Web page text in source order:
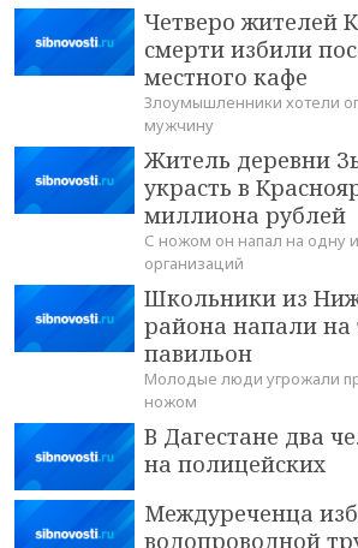
Четверо жителей
смерти избили
местного кафе
Злоумышленники хотели
мужчину
Житель деревни
украсть в
миллиона рублей
С ножом он напал на одну
организаций
Школьники из
района напали на
павильон
Молодые люди угрожали
ножом
В Дагестане два
на полицейских
Междуреченца
водопроводной